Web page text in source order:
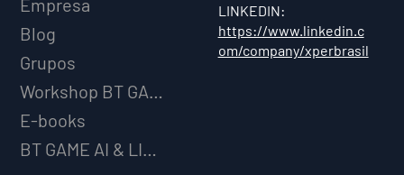
Empresa
Blog
Grupos
Workshop BT GAME AI
E-books
BT GAME AI & LICENCIAMENTO
LINKEDIN:
https://www.linkedin.c
om/company/xperbrasil